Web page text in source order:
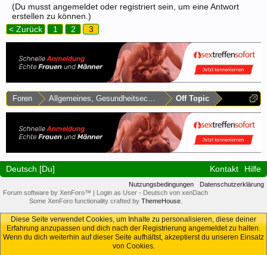
(Du musst angemeldet oder registriert sein, um eine Antwort
erstellen zu können.)
< Zurück
1 2 3
Foren Allgemeines, Gesundheitsecke & Umfragen
Off Topic
Deutsch [Du] Kontakt Hilfe
Nutzungsbedingungen
Datenschutzerklärung
Forum software by XenForo™ | Login as User - Deutsch von xenDach
Some XenForo functionality crafted by ThemeHouse.
Diese Seite verwendet Cookies, um Inhalte zu personalisieren, diese deiner
Erfahrung anzupassen und dich nach der Registrierung angemeldet zu halten.
Wenn du dich weiterhin auf dieser Seite aufhältst, akzeptierst du unseren Einsatz
von Cookies.